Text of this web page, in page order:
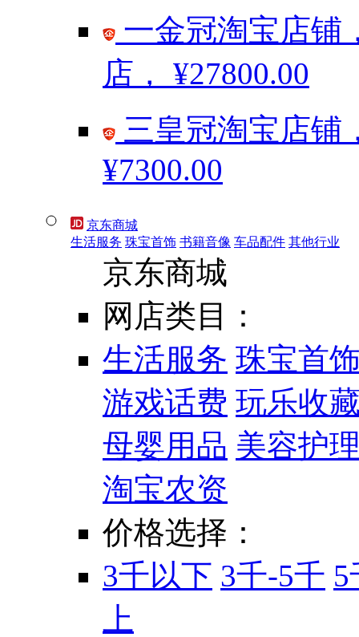
一金冠淘宝店铺
店， ¥27800.00
三皇冠淘宝店铺
¥7300.00
京东商城
生活服务 珠宝首饰 书籍音像 车品配件 其他行业
京东商城
网店类目：
生活服务 珠宝首
游戏话费 玩乐收
母婴用品 美容护
淘宝农资
价格选择：
3千以下 3千-5千 5
上